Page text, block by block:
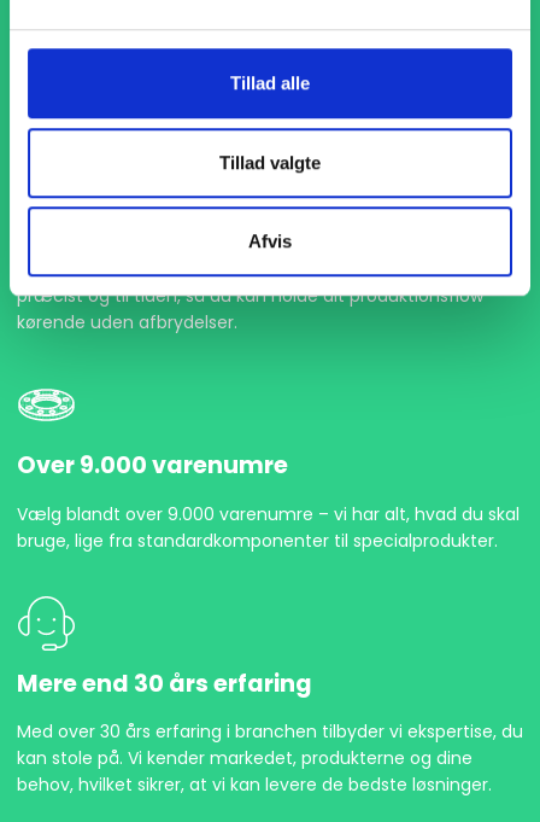
Tillad alle
Tillad valgte
Afvis
1-4 dages levering
Med hurtig levering på kun 1-4 dage sikrer vi, at dine
projekter aldrig bliver forsinket. Vi står klar til at levere
præcist og til tiden, så du kan holde dit produktionsflow
kørende uden afbrydelser.
Over 9.000 varenumre
Vælg blandt over 9.000 varenumre – vi har alt, hvad du skal
bruge, lige fra standardkomponenter til specialprodukter.
Mere end 30 års erfaring
Med over 30 års erfaring i branchen tilbyder vi ekspertise, du
kan stole på. Vi kender markedet, produkterne og dine
behov, hvilket sikrer, at vi kan levere de bedste løsninger.